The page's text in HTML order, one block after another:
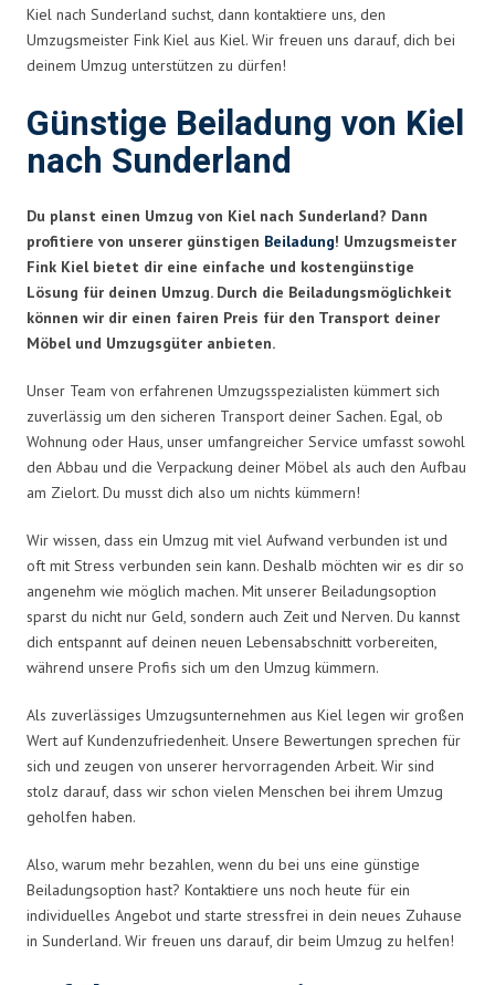
Kiel nach Sunderland suchst, dann kontaktiere uns, den
Umzugsmeister Fink Kiel aus Kiel. Wir freuen uns darauf, dich bei
deinem Umzug unterstützen zu dürfen!
Günstige Beiladung von Kiel
nach Sunderland
Du planst einen Umzug von Kiel nach Sunderland? Dann
profitiere von unserer günstigen Beiladung! Umzugsmeister
Fink Kiel bietet dir eine einfache und kostengünstige
Lösung für deinen Umzug. Durch die Beiladungsmöglichkeit
können wir dir einen fairen Preis für den Transport deiner
Möbel und Umzugsgüter anbieten.
Unser Team von erfahrenen Umzugsspezialisten kümmert sich
zuverlässig um den sicheren Transport deiner Sachen. Egal, ob
Wohnung oder Haus, unser umfangreicher Service umfasst sowohl
den Abbau und die Verpackung deiner Möbel als auch den Aufbau
am Zielort. Du musst dich also um nichts kümmern!
Wir wissen, dass ein Umzug mit viel Aufwand verbunden ist und
oft mit Stress verbunden sein kann. Deshalb möchten wir es dir so
angenehm wie möglich machen. Mit unserer Beiladungsoption
sparst du nicht nur Geld, sondern auch Zeit und Nerven. Du kannst
dich entspannt auf deinen neuen Lebensabschnitt vorbereiten,
während unsere Profis sich um den Umzug kümmern.
Als zuverlässiges Umzugsunternehmen aus Kiel legen wir großen
Wert auf Kundenzufriedenheit. Unsere Bewertungen sprechen für
sich und zeugen von unserer hervorragenden Arbeit. Wir sind
stolz darauf, dass wir schon vielen Menschen bei ihrem Umzug
geholfen haben.
Also, warum mehr bezahlen, wenn du bei uns eine günstige
Beiladungsoption hast? Kontaktiere uns noch heute für ein
individuelles Angebot und starte stressfrei in dein neues Zuhause
in Sunderland. Wir freuen uns darauf, dir beim Umzug zu helfen!